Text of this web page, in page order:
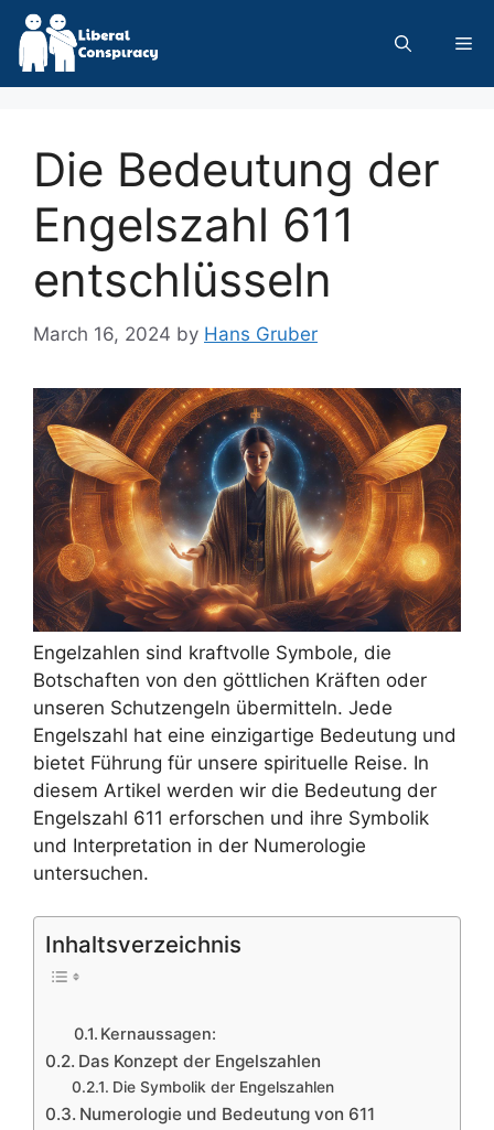
Skip
content
Die Bedeutung der
Engelszahl 611
entschlüsseln
March 16, 2024 by Hans Gruber
Engelzahlen sind kraftvolle Symbole, die
Botschaften von den göttlichen Kräften oder
unseren Schutzengeln übermitteln. Jede
Engelszahl hat eine einzigartige Bedeutung und
bietet Führung für unsere spirituelle Reise. In
diesem Artikel werden wir die Bedeutung der
Engelszahl 611 erforschen und ihre Symbolik
und Interpretation in der Numerologie
untersuchen.
Inhaltsverzeichnis
Kernaussagen:
Das Konzept der Engelszahlen
Die Symbolik der Engelszahlen
Numerologie und Bedeutung von 611